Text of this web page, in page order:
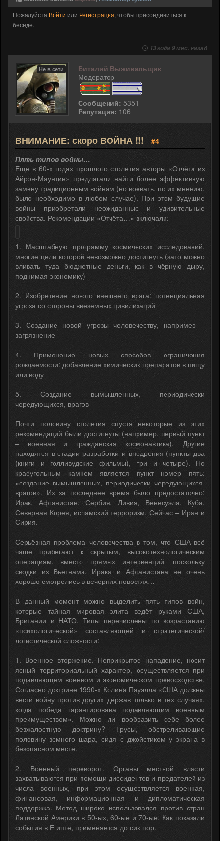
Пожалуйста Войти или Регистрация, чтобы присоединиться к
беседе.
13 года 9 мес. назад
Не в сети
Виталий Выживальщик
Модератор
Сообщений: 5351
Репутация: 106
ВНИМАНИЕ: скоро ВОЙНА !!!
#4
Пять типов войны…
Ещё в 60-х годах прошлого столетия авторы «Отчёта из
Айрон-Маунтин» предлагали найти более эффективную
замену традиционным войнам (но воевать, по их мнению,
было необходимо в любом случае). При этом будущие
войны приобретали неожиданные и удивительные
свойства. Рекомендации «Отчёта…» включали:
1. Масштабную программу космических исследований,
многие цели которой невозможно достигнуть (зато можно
вливать туда бюджетные деньги, как в чёрную дыру,
поднимая экономику)
2. Изобретение нового внешнего врага: потенциальная
угроза со стороны внеземных цивилизаций
3. Создание новой угрозы человечеству, например –
загрязнение
4. Применение новых способов ограничения
рождаемости: добавление химических препаратов в пищу
или воду
5. Создание вымышленных, периодически
чередующихся, врагов
Почти половину столетия спустя некоторые из этих
рекомендаций были достигнуты (например, первый пункт
– военная и гражданская космонавтика). Другие
находятся в стадии разработки и внедрения (пункты два
(книги и голливудские фильмы), три и четыре). Но
краеугольным камнем является пункт номер пять:
«создание вымышленных, периодически чередующихся,
врагов». Их за последнее время было предостаточно:
Ирак, Афганистан, Сербия, Ливия, Венесуэла, Куба,
Северная Корея, исламский терроризм. Сейчас – Иран и
Сирия.
Серьёзная проблема человечества в том, что США всё
чаще прибегают к скрытым, высокотехнологическим
операциям, вместо прямых интервенций, поскольку
сводки из Вьетнама, Ирака и Афганистана не очень
хорошо смотрелись в вечерних новостях…
В данный момент можно выделить пять типов войн,
которые тайная мировая элита ведёт руками США,
Британии и НАТО. Типы перечислены по возрастанию
«психологической» составляющей и стратегической/
логистической сложности:
1. Военное вторжение. Неприкрытое нападение, носит
ясный территориальный характер, осуществляется при
подавляющем военном и экономическом превосходстве.
Согласно доктрине 1990-х Колина Пауэлла «США должны
вести войну против других держав только в тех случаях,
когда победа гарантирована подавляющим военным
преимуществом». Можно ли вообразить себе более
безжалостную доктрину? Трусы, обстреливающие
половину земного шара, сидя с джойстиком у экрана в
безопасном месте.
2. Военный переворот. Органы местной власти
захватываются при помощи диссидентов и предателей из
числа военных, при этом осуществляется военная,
финансовая, информационная и дипломатическая
поддержка. Метод широко использовался против стран
Латинской Америки в 50-ых, 60-ые и 70-ые. Как показали
события в Египте, применяется до сих пор.